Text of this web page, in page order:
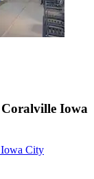
Coralville Iowa
Iowa City